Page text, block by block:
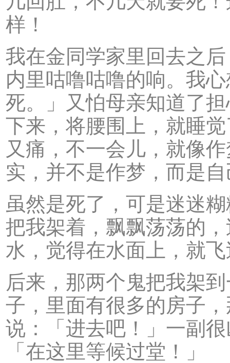
样！
我在金同学家里回去之
内里咕噜咕噜的响。我
死。」又怕母亲知道了
下来，将腰围上，就睡
又痛，不一会儿，就像
实，并不是作梦，而是
虽然是死了，可是迷迷
把我架着，飘飘荡荡的
水，觉得在水面上，就
后来，那两个鬼把我架
子，里面有很多的房子
说：「进去吧！」一副
「在这里等候过堂！」